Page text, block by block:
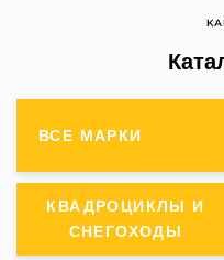
ВСЕ МАРКИ
КВАДРОЦИКЛЫ И
СНЕГОХОДЫ